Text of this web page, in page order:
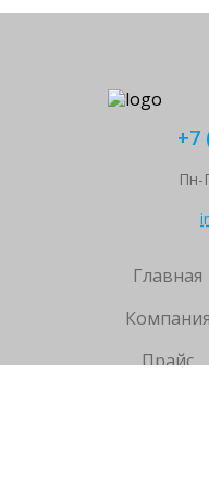
Главная
Компания
Прайс
+7
Пн-